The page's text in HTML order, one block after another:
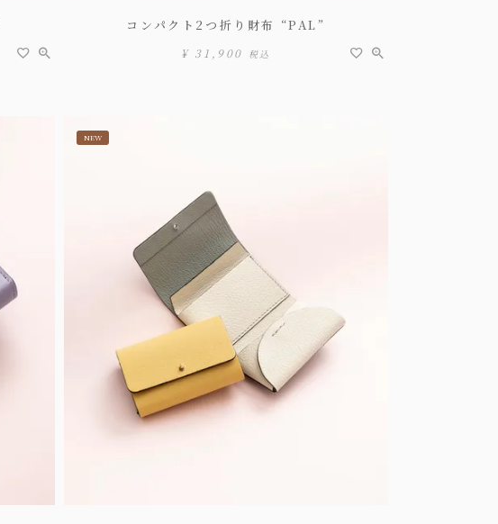
コンパクト2つ折り財布 “PAL”
¥ 31,900 税込
NEW